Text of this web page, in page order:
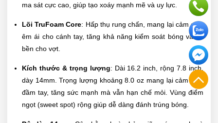
ma sát cực cao, giúp tạo xoáy mạnh mẽ và uy lực.
Lõi TruFoam Core: Hấp thụ rung chấn, mang lại cảm giác
êm ái cho cánh tay, tăng khả năng kiểm soát bóng và độ
bền cho vợt.
Kích thước & trọng lượng: Dài 16.2 inch, rộng 7.8 inch,
dày 14mm. Trọng lượng khoảng 8.0 oz mang lại cảm giác
đầm tay, tăng sức mạnh mà vẫn hạn chế mỏi. Vùng điểm
ngọt (sweet spot) rộng giúp dễ dàng đánh trúng bóng.